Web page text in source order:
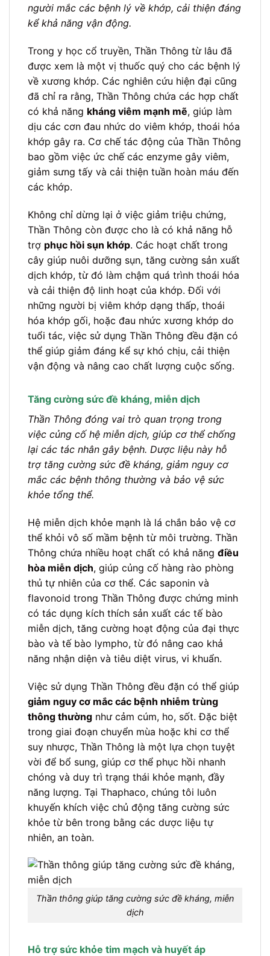
người mắc các bệnh lý về khớp, cải thiện đáng
kể khả năng vận động.
Trong y học cổ truyền, Thần Thông từ lâu đã
được xem là một vị thuốc quý cho các bệnh lý
về xương khớp. Các nghiên cứu hiện đại cũng
đã chỉ ra rằng, Thần Thông chứa các hợp chất
có khả năng kháng viêm mạnh mẽ, giúp làm
dịu các cơn đau nhức do viêm khớp, thoái hóa
khớp gây ra. Cơ chế tác động của Thần Thông
bao gồm việc ức chế các enzyme gây viêm,
giảm sưng tấy và cải thiện tuần hoàn máu đến
các khớp.
Không chỉ dừng lại ở việc giảm triệu chứng,
Thần Thông còn được cho là có khả năng hỗ
trợ phục hồi sụn khớp. Các hoạt chất trong
cây giúp nuôi dưỡng sụn, tăng cường sản xuất
dịch khớp, từ đó làm chậm quá trình thoái hóa
và cải thiện độ linh hoạt của khớp. Đối với
những người bị viêm khớp dạng thấp, thoái
hóa khớp gối, hoặc đau nhức xương khớp do
tuổi tác, việc sử dụng Thần Thông đều đặn có
thể giúp giảm đáng kể sự khó chịu, cải thiện
vận động và nâng cao chất lượng cuộc sống.
Tăng cường sức đề kháng, miễn dịch
Thần Thông đóng vai trò quan trọng trong
việc củng cố hệ miễn dịch, giúp cơ thể chống
lại các tác nhân gây bệnh. Dược liệu này hỗ
trợ tăng cường sức đề kháng, giảm nguy cơ
mắc các bệnh thông thường và bảo vệ sức
khỏe tổng thể.
Hệ miễn dịch khỏe mạnh là lá chắn bảo vệ cơ
thể khỏi vô số mầm bệnh từ môi trường. Thần
Thông chứa nhiều hoạt chất có khả năng điều
hòa miễn dịch, giúp củng cố hàng rào phòng
thủ tự nhiên của cơ thể. Các saponin và
flavonoid trong Thần Thông được chứng minh
có tác dụng kích thích sản xuất các tế bào
miễn dịch, tăng cường hoạt động của đại thực
bào và tế bào lympho, từ đó nâng cao khả
năng nhận diện và tiêu diệt virus, vi khuẩn.
Việc sử dụng Thần Thông đều đặn có thể giúp
giảm nguy cơ mắc các bệnh nhiễm trùng
thông thường như cảm cúm, ho, sốt. Đặc biệt
trong giai đoạn chuyển mùa hoặc khi cơ thể
suy nhược, Thần Thông là một lựa chọn tuyệt
vời để bổ sung, giúp cơ thể phục hồi nhanh
chóng và duy trì trạng thái khỏe mạnh, đầy
năng lượng. Tại Thaphaco, chúng tôi luôn
khuyến khích việc chủ động tăng cường sức
khỏe từ bên trong bằng các dược liệu tự
nhiên, an toàn.
Thần thông giúp tăng cường sức đề kháng, miễn
dịch
Hỗ trợ sức khỏe tim mạch và huyết áp